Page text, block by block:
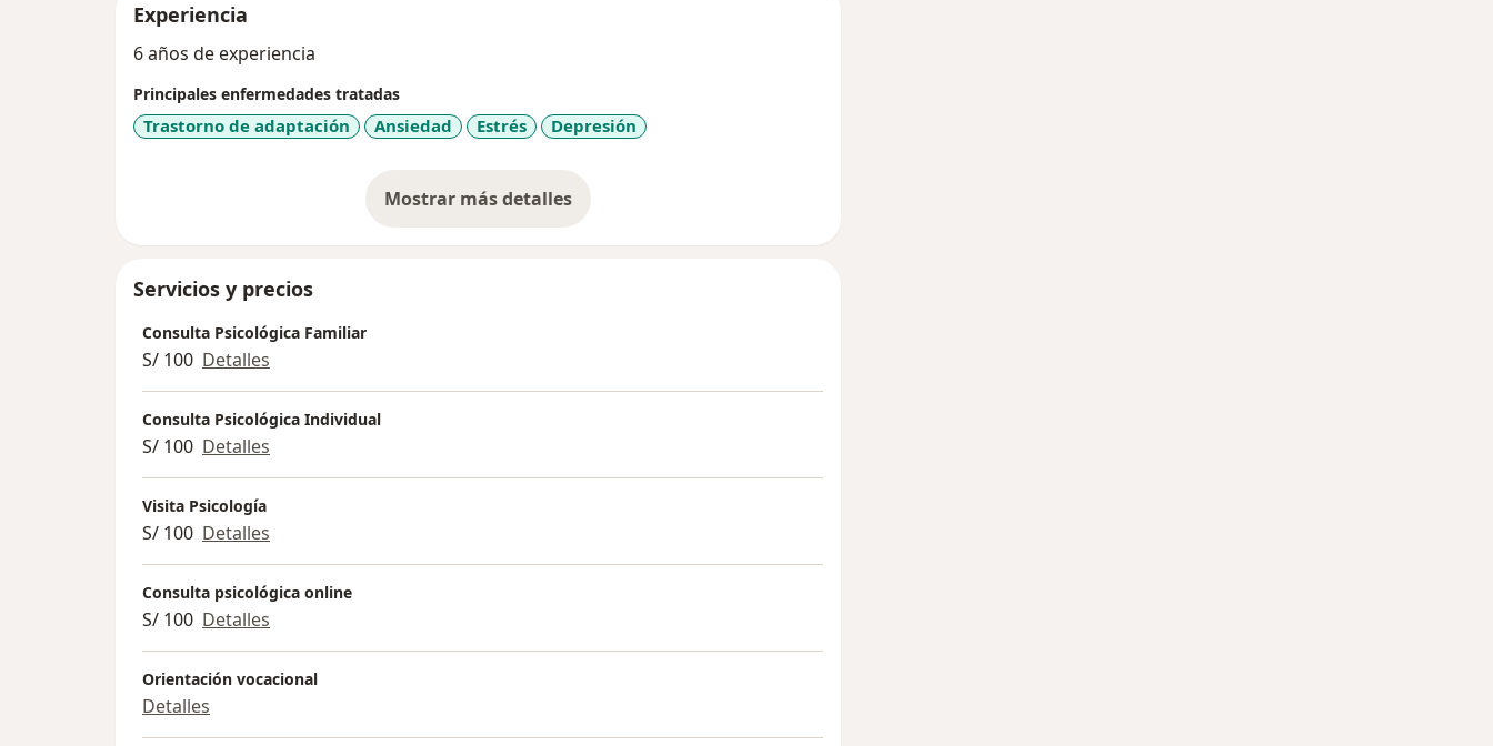
Experiencia
6 años de experiencia
Principales enfermedades tratadas
Trastorno de adaptación Ansiedad Estrés Depresión
Mostrar más detalles
sobre la experiencia
Servicios y precios
Consulta Psicológica Familiar
S/ 100 Detalles
Consulta Psicológica Individual
S/ 100 Detalles
Visita Psicología
S/ 100 Detalles
Consulta psicológica online
S/ 100 Detalles
Orientación vocacional
Detalles